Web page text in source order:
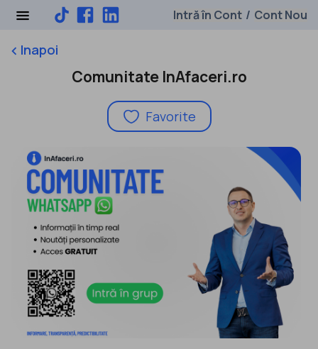
Intră în Cont / Cont Nou
keyboard_arrow_leftInapoi
Comunitate InAfaceri.ro
Favorite